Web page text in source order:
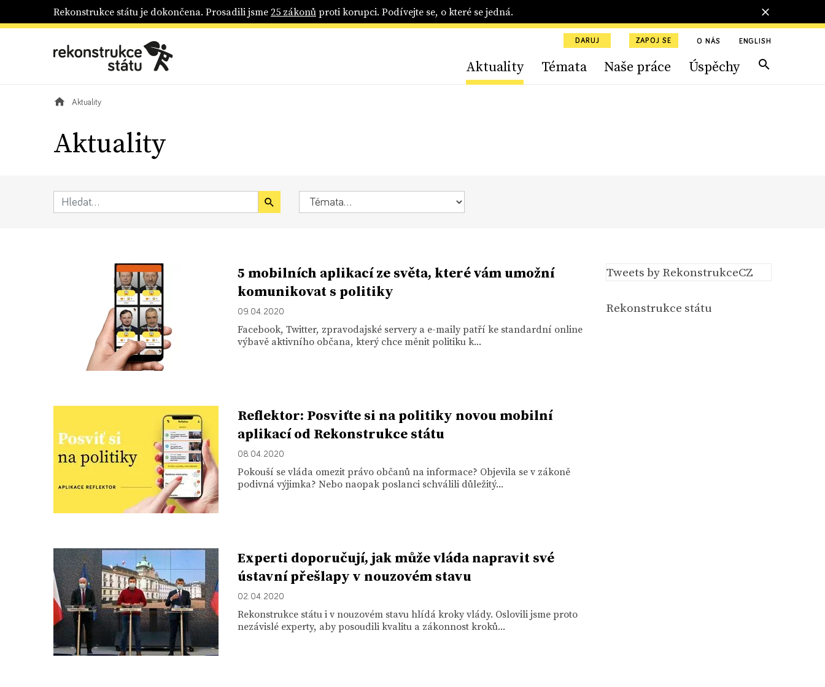
Rekonstrukce státu je dokončena. Prosadili jsme25 zákonůproti korupci. Podívejte se, o které se jedná.
DARUJ ZAPOJ SE O NÁS ENGLISH
Aktuality Témata Naše práce Úspěchy
Aktuality
Aktuality
5 mobilních aplikací ze světa, které vám umožní
komunikovat s politiky
09. 04. 2020
Facebook, Twitter, zpravodajské servery a e-maily patří ke standardní online
výbavě aktivního občana, který chce měnit politiku k...
Reflektor: Posviťte si na politiky novou mobilní
aplikací od Rekonstrukce státu
08. 04. 2020
Pokouší se vláda omezit právo občanů na informace? Objevila se v zákoně
podivná výjimka? Nebo naopak poslanci schválili důležitý...
Experti doporučují, jak může vláda napravit své
ústavní přešlapy v nouzovém stavu
02. 04. 2020
Rekonstrukce státu i v nouzovém stavu hlídá kroky vlády. Oslovili jsme proto
nezávislé experty, aby posoudili kvalitu a zákonnost kroků...
Tweets by RekonstrukceCZ
Rekonstrukce státu